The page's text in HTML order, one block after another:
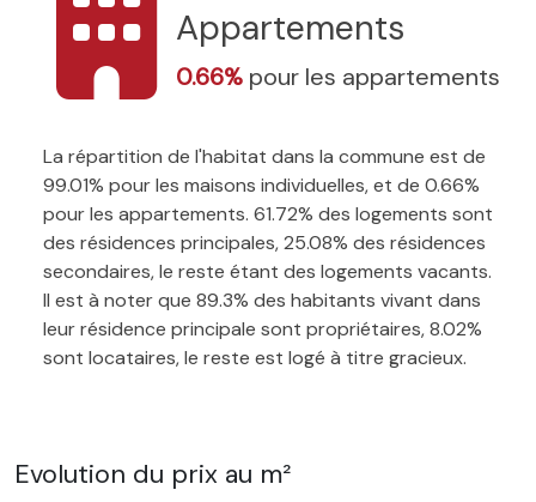
Appartements
0.66% pour les appartements
La répartition de l'habitat dans la commune est de
99.01% pour les maisons individuelles, et de 0.66%
pour les appartements. 61.72% des logements sont
des résidences principales, 25.08% des résidences
secondaires, le reste étant des logements vacants.
Il est à noter que 89.3% des habitants vivant dans
leur résidence principale sont propriétaires, 8.02%
sont locataires, le reste est logé à titre gracieux.
Evolution du prix au m²